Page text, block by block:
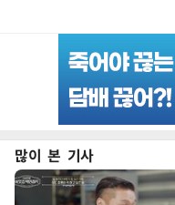
많이 본 기사